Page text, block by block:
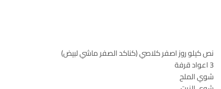
نص كيلو روز اصفر كلاصي (كناكد الصفر ماشي لبيض)
3 اعواد قرفة
شوي الملح